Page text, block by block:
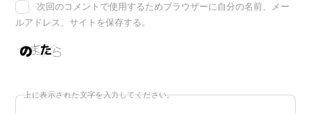
次回のコメントで使用するためブラウザーに自分の名前、メー
ルアドレス、サイトを保存する。
上に表示された文字を入力してください。